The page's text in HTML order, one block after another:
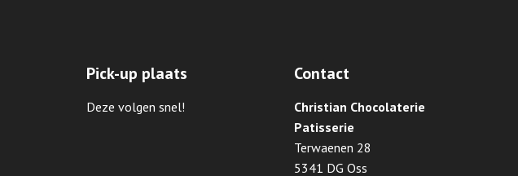
Pick-up plaats
Deze volgen snel!
Contact
Christian Chocolaterie
Patisserie
Terwaenen 28
5341 DG Oss